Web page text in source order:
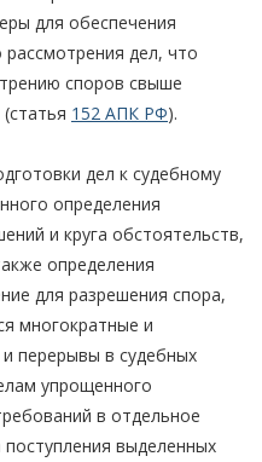
для обеспечения
дел, что
споров свыше
152 АПК РФ).
дел к судебному
определения
и круга обстоятельств,
определения
для разрешения спора,
многократные и
перерывы в судебных
упрощенного
в отдельное
выделенных